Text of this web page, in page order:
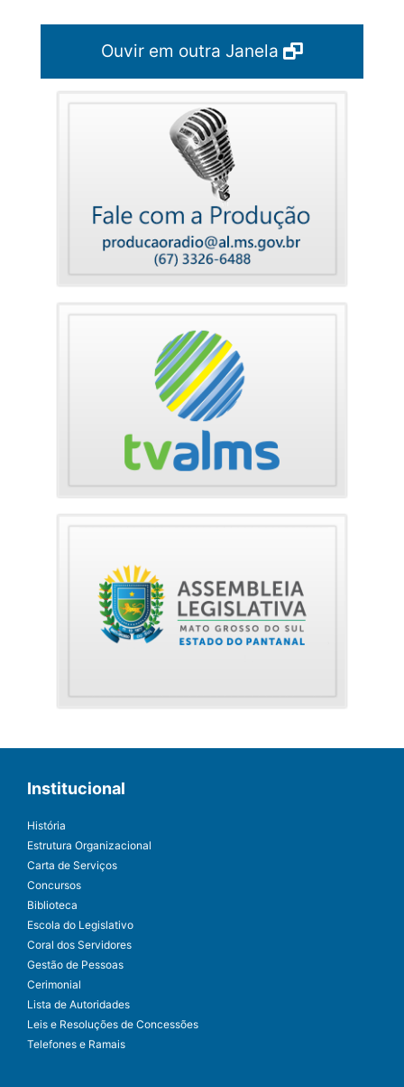
Ouvir em outra Janela
Institucional
História
Estrutura Organizacional
Carta de Serviços
Concursos
Biblioteca
Escola do Legislativo
Coral dos Servidores
Gestão de Pessoas
Cerimonial
Lista de Autoridades
Leis e Resoluções de Concessões
Telefones e Ramais